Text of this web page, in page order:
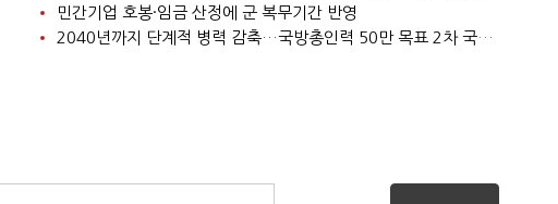
민간기업 호봉·임금 산정에 군 복무기간 반영
2040년까지 단계적 병력 감축…국방총인력 50만 목표 2차 국방개혁 착수